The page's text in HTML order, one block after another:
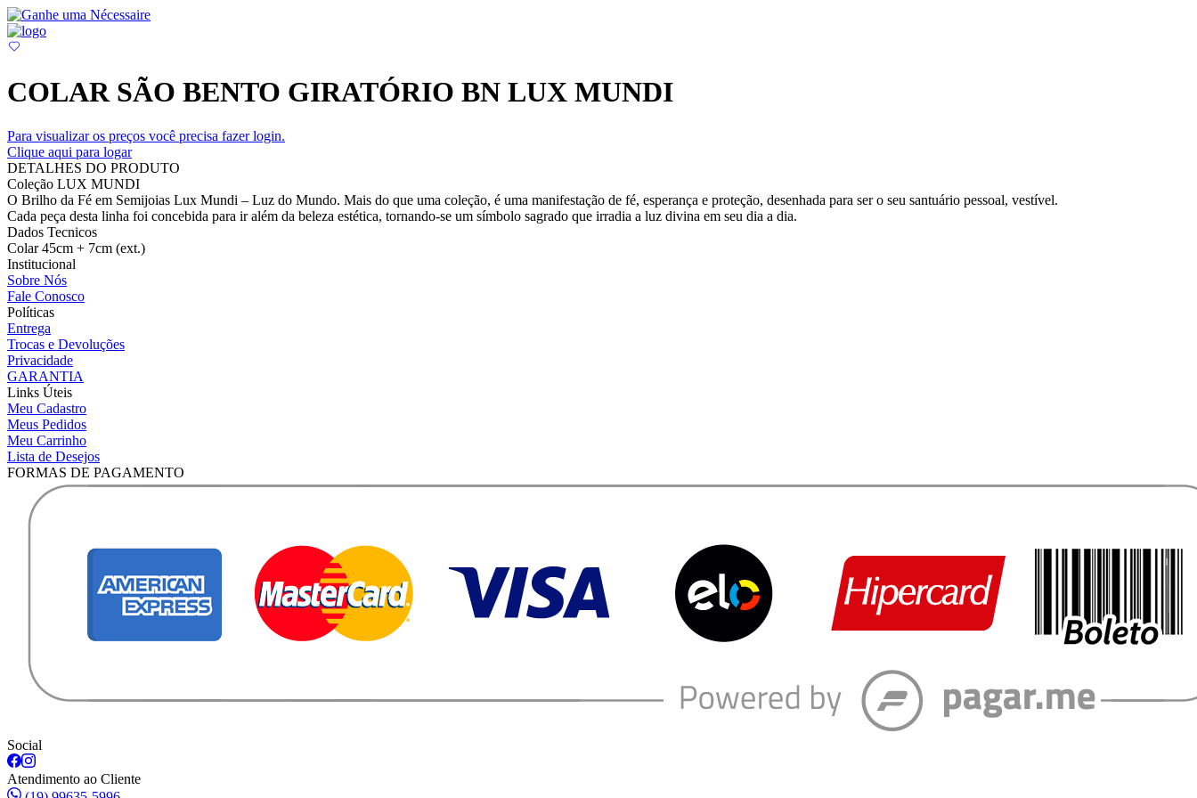
COLAR SÃO BENTO GIRATÓRIO BN LUX MUNDI
Para visualizar os preços você precisa fazer login.
Clique aqui para logar
DETALHES DO PRODUTO
Coleção LUX MUNDI
O Brilho da Fé em Semijoias Lux Mundi – Luz do Mundo. Mais do que uma coleção, é uma manifestação de fé, esperança e proteção, desenhada para ser o seu santuário pessoal, vestível.
Cada peça desta linha foi concebida para ir além da beleza estética, tornando-se um símbolo sagrado que irradia a luz divina em seu dia a dia.
Dados Tecnicos
Colar 45cm + 7cm (ext.)
Institucional
Sobre Nós
Fale Conosco
Políticas
Entrega
Trocas e Devoluções
Privacidade
GARANTIA
Links Úteis
Meu Cadastro
Meus Pedidos
Meu Carrinho
Lista de Desejos
FORMAS DE PAGAMENTO
Social
Atendimento ao Cliente